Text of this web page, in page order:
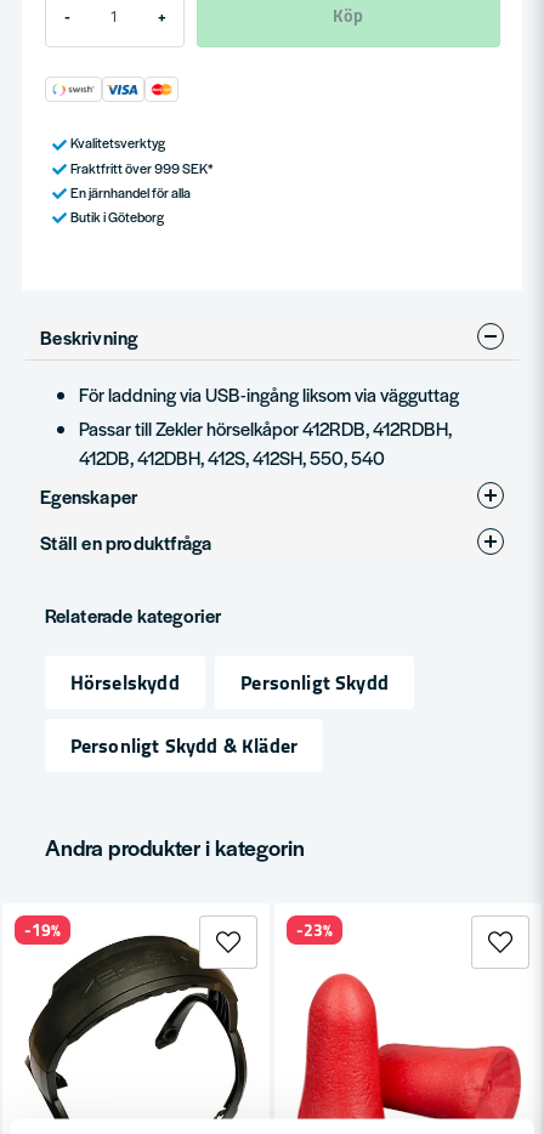
- + Köp
Kvalitetsverktyg
Fraktfritt över 999 SEK*
En järnhandel för alla
Butik i Göteborg
Beskrivning
För laddning via USB-ingång liksom via vägguttag
Passar till Zekler hörselkåpor 412RDB, 412RDBH,
412DB, 412DBH, 412S, 412SH, 550, 540
Egenskaper
Produkttyp
Ställ en produktfråga
Fråga oss något om denna produkten...
Namn
Ja, ni får publicera min fråga
Relaterade kategorier
Hörselskydd
Personligt Skydd
Personligt Skydd & Kläder
Andra produkter i kategorin
-19% -23%